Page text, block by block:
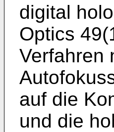
digital
Optics
Verfahren
auf die
und die